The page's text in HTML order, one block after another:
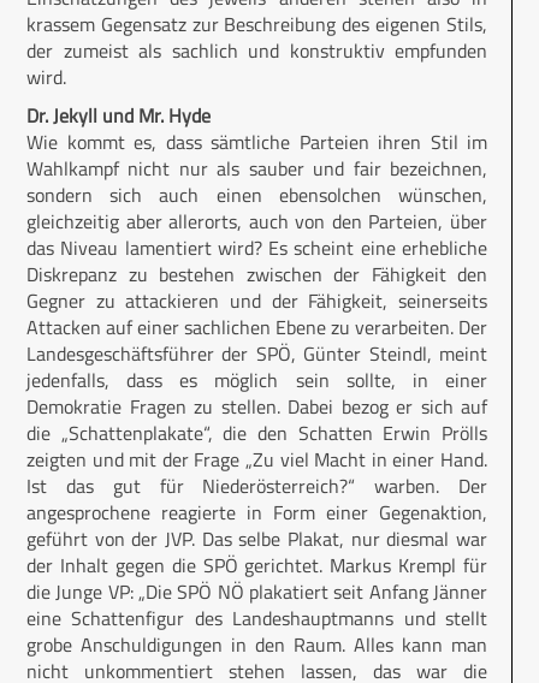
krassem Gegensatz zur Beschreibung des eigenen Stils,
der zumeist als sachlich und konstruktiv empfunden
wird.
Dr. Jekyll und Mr. Hyde
Wie kommt es, dass sämtliche Parteien ihren Stil im
Wahlkampf nicht nur als sauber und fair bezeichnen,
sondern sich auch einen ebensolchen wünschen,
gleichzeitig aber allerorts, auch von den Parteien, über
das Niveau lamentiert wird? Es scheint eine erhebliche
Diskrepanz zu bestehen zwischen der Fähigkeit den
Gegner zu attackieren und der Fähigkeit, seinerseits
Attacken auf einer sachlichen Ebene zu verarbeiten. Der
Landesgeschäftsführer der SPÖ, Günter Steindl, meint
jedenfalls, dass es möglich sein sollte, in einer
Demokratie Fragen zu stellen. Dabei bezog er sich auf
die „Schattenplakate“, die den Schatten Erwin Prölls
zeigten und mit der Frage „Zu viel Macht in einer Hand.
Ist das gut für Niederösterreich?“ warben. Der
angesprochene reagierte in Form einer Gegenaktion,
geführt von der JVP. Das selbe Plakat, nur diesmal war
der Inhalt gegen die SPÖ gerichtet. Markus Krempl für
die Junge VP: „Die SPÖ NÖ plakatiert seit Anfang Jänner
eine Schattenfigur des Landeshauptmanns und stellt
grobe Anschuldigungen in den Raum. Alles kann man
nicht unkommentiert stehen lassen, das war die